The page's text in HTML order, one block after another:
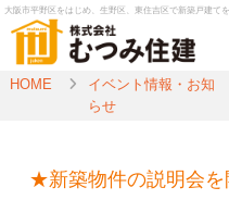
大阪市平野区をはじめ、生野区、東住吉区で新築戸建て
HOME
イベント情報・お知
らせ
★新築物件の説明会